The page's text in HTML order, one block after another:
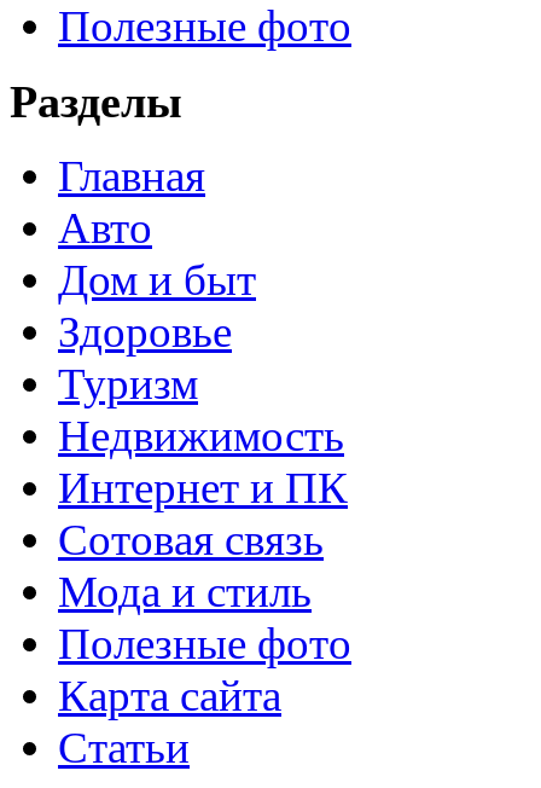
Полезные фото
Разделы
Главная
Авто
Дом и быт
Здоровье
Туризм
Недвижимость
Интернет и ПК
Сотовая связь
Мода и стиль
Полезные фото
Карта сайта
Статьи